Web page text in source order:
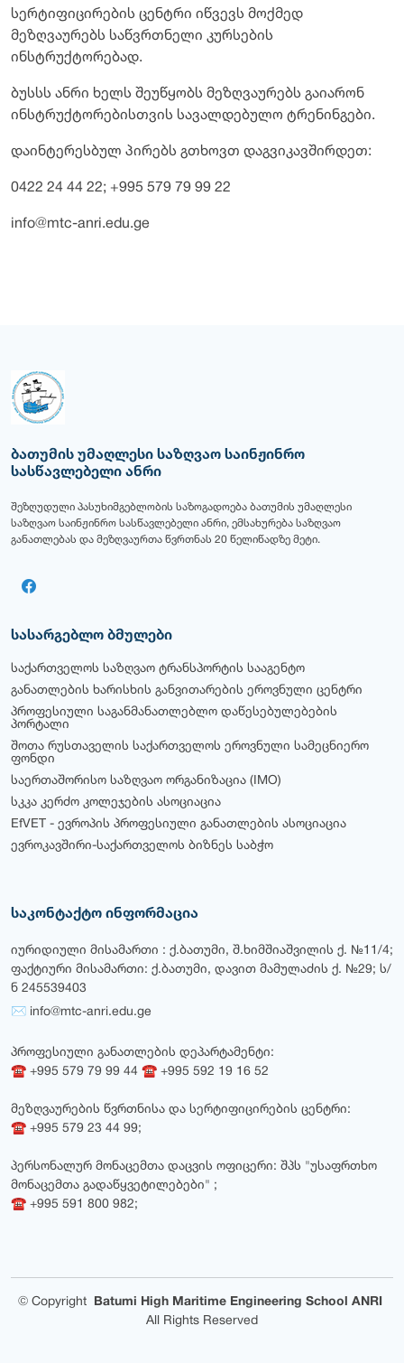
სერტიფიცირების ცენტრი იწვევს მოქმედ
მეზღვაურებს საწვრთნელი კურსების
ინსტრუქტორებად.
ბუსსს ანრი ხელს შეუწყობს მეზღვაურებს გაიარონ
ინსტრუქტორებისთვის სავალდებულო ტრენინგები.
დაინტერესბულ პირებს გთხოვთ დაგვიკავშირდეთ:
0422 24 44 22; +995 579 79 99 22
info@mtc-anri.edu.ge
ბათუმის უმაღლესი საზღვაო საინჟინრო
სასწავლებელი ანრი
შეზღუდული პასუხიმგებლობის საზოგადოება ბათუმის უმაღლესი
საზღვაო საინჟინრო სასწავლებელი ანრი, ემსახურება საზღვაო
განათლებას და მეზღვაურთა წვრთნას 20 წელიწადზე მეტი.
სასარგებლო ბმულები
საქართველოს საზღვაო ტრანსპორტის სააგენტო
განათლების ხარისხის განვითარების ეროვნული ცენტრი
პროფესიული საგანმანათლებლო დაწესებულებების
პორტალი
შოთა რუსთაველის საქართველოს ეროვნული სამეცნიერო
ფონდი
საერთაშორისო საზღვაო ორგანიზაცია (IMO)
სკკა კერძო კოლეჯების ასოციაცია
EfVET - ევროპის პროფესიული განათლების ასოციაცია
ევროკავშირი-საქართველოს ბიზნეს საბჭო
საკონტაქტო ინფორმაცია
იურიდიული მისამართი : ქ.ბათუმი, შ.ხიმშიაშვილის ქ. №11/4;
ფაქტიური მისამართი: ქ.ბათუმი, დავით მამულაძის ქ. №29; ს/
ნ 245539403
✉ info@mtc-anri.edu.ge
პროფესიული განათლების დეპარტამენტი:
☎ +995 579 79 99 44 ☎ +995 592 19 16 52
მეზღვაურების წვრთნისა და სერტიფიცირების ცენტრი:
☎ +995 579 23 44 99;
პერსონალურ მონაცემთა დაცვის ოფიცერი: შპს "უსაფრთხო
მონაცემთა გადაწყვეტილებები" ;
☎ +995 591 800 982;
© Copyright
Batumi High Maritime Engineering School ANRI
All Rights Reserved